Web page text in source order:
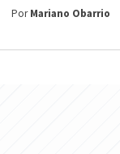
PorMariano Obarrio